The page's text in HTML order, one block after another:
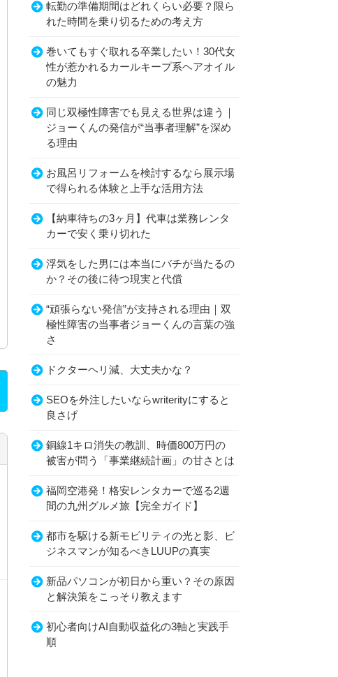
転勤の準備期間はどれくらい必要？限ら
れた時間を乗り切るための考え方
巻いてもすぐ取れる卒業したい！30代女
性が惹かれるカールキープ系ヘアオイル
の魅力
同じ双極性障害でも見える世界は違う｜
ジョーくんの発信が“当事者理解”を深め
る理由
お風呂リフォームを検討するなら展示場
で得られる体験と上手な活用方法
【納車待ちの3ヶ月】代車は業務レンタ
カーで安く乗り切れた
浮気をした男には本当にバチが当たるの
か？その後に待つ現実と代償
“頑張らない発信”が支持される理由｜双
極性障害の当事者ジョーくんの言葉の強
さ
ドクターヘリ減、大丈夫かな？
SEOを外注したいならwriterityにすると
良さげ
銅線1キロ消失の教訓、時価800万円の
被害が問う「事業継続計画」の甘さとは
福岡空港発！格安レンタカーで巡る2週
間の九州グルメ旅【完全ガイド】
都市を駆ける新モビリティの光と影、ビ
ジネスマンが知るべきLUUPの真実
新品パソコンが初日から重い？その原因
と解決策をこっそり教えます
初心者向けAI自動収益化の3軸と実践手
順